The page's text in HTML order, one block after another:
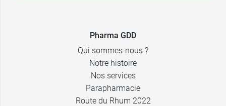
Recharge
Pharma GDD
Qui sommes-nous ?
Notre histoire
Nos services
Parapharmacie
Route du Rhum 2022